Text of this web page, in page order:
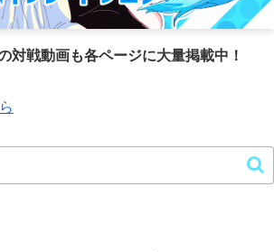
対戦動画も各ページに大量掲載中！